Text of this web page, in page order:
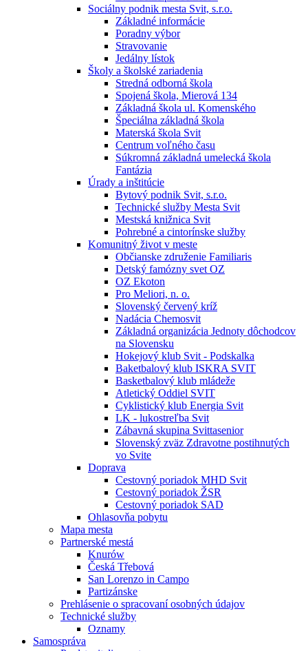
Sociálny podnik mesta Svit, s.r.o.
Základné informácie
Poradny výbor
Stravovanie
Jedálny lístok
Školy a školské zariadenia
Stredná odborná škola
Spojená škola, Mierová 134
Základná škola ul. Komenského
Špeciálna základná škola
Materská škola Svit
Centrum voľného času
Súkromná základná umelecká škola
Fantázia
Úrady a inštitúcie
Bytový podnik Svit, s.r.o.
Technické služby Mesta Svit
Mestská knižnica Svit
Pohrebné a cintorínske služby
Komunitný život v meste
Občianske združenie Familiaris
Detský famózny svet OZ
OZ Ekoton
Pro Meliori, n. o.
Slovenský červený kríž
Nadácia Chemosvit
Základná organizácia Jednoty dôchodcov
na Slovensku
Hokejový klub Svit - Podskalka
Baketbalový klub ISKRA SVIT
Basketbalový klub mládeže
Atletický Oddiel SVIT
Cyklistický klub Energia Svit
LK - lukostreľba Svit
Zábavná skupina Svittasenior
Slovenský zväz Zdravotne postihnutých
vo Svite
Doprava
Cestovný poriadok MHD Svit
Cestovný poriadok ŽSR
Cestovný poriadok SAD
Ohlasovňa pobytu
Mapa mesta
Partnerské mestá
Knurów
Česká Třebová
San Lorenzo in Campo
Partizánske
Prehlásenie o spracovaní osobných údajov
Technické služby
Oznamy
Samospráva